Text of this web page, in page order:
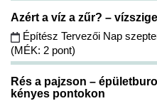
Azért a víz a zűr? –
Építész Tervezői Nap
(MÉK: 2 pont)
Rés a pajzson –
kényes pontokon